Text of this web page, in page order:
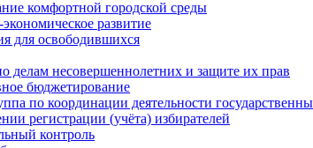
комфортной городской среды
развитие
для освободившихся
делам несовершеннолетних и защите их прав
бюджетирование
по координации деятельности
регистрации (учёта) избирателей
контроль